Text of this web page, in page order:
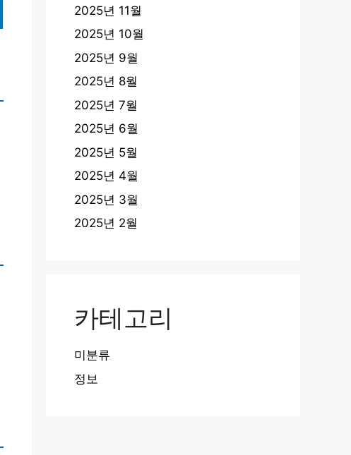
2025년 11월
2025년 10월
2025년 9월
2025년 8월
2025년 7월
2025년 6월
2025년 5월
2025년 4월
2025년 3월
2025년 2월
카테고리
미분류
정보